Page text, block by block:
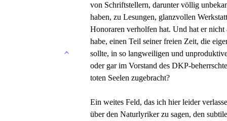
von Schriftstellern, darunter völlig
haben, zu Lesungen, glanzvollen
Honoraren verholfen hat. Und hat er
habe, einen Teil seiner freien Zeit, die
sollte, in so langweiligen und
oder gar im Vorstand des DKP-
toten Seelen zugebracht?
Ein weites Feld, das ich hier leider
über den Naturlyriker zu sagen, den